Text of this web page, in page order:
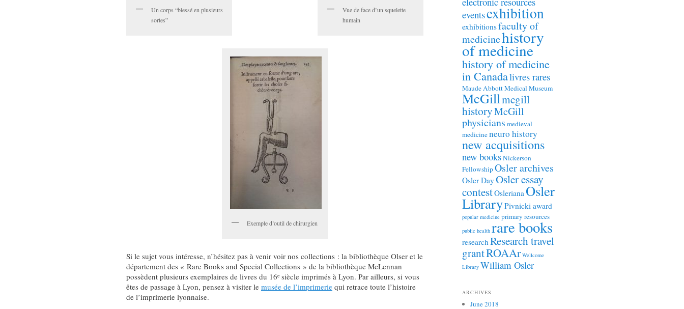
Un corps “blessé en plusieurs
sortes”
Vue de face d’un squelette
humain
Exemple d’outil de chirurgien
Si le sujet vous intéresse, n’hésitez pas à venir voir nos collections : la bibliothèque Olser et le
département des « Rare Books and Special Collections » de la bibliothèque McLennan
possèdent plusieurs exemplaires de livres du 16e siècle imprimés à Lyon. Par ailleurs, si vous
êtes de passage à Lyon, pensez à visiter le musée de l’imprimerie qui retrace toute l’histoire
de l’imprimerie lyonnaise.
eventsexhibition
exhibitionsfaculty of
medicinehistory
of medicine
history of medicine
in Canadalivres rares
Maude Abbott Medical Museum
McGillmcgill
historyMcGill
physicians medieval
medicineneuro history
new acquisitions
new booksNickerson
FellowshipOsler archives
Osler Day Osler essay
contestOsleriana Osler
LibraryPivnicki award
popular medicine primary resources
public health rare books
researchResearch travel
grantROAAr Wellcome
Library William Osler
ARCHIVES
June 2018